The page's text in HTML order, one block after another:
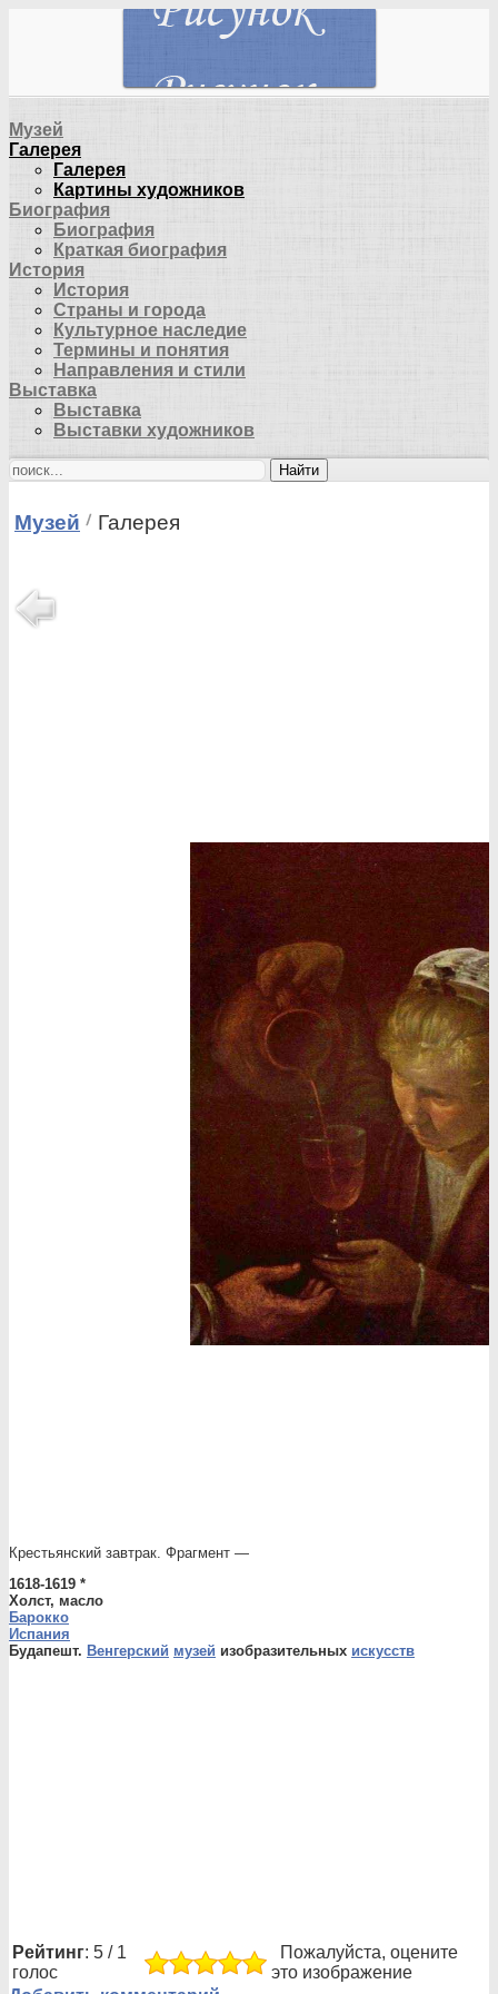
Музей
Галерея
Галерея
Картины художников
Биография
Биография
Краткая биография
История
История
Страны и города
Культурное наследие
Термины и понятия
Направления и стили
Выставка
Выставка
Выставки художников
Найти
Музей Галерея
Крестьянский завтрак. Фрагмент —
1618-1619 *
Холст, масло
Барокко
Испания
Будапешт. Венгерский музей изобразительных искусств
Рейтинг: 5 / 1
голос
Пожалуйста, оцените
это изображение